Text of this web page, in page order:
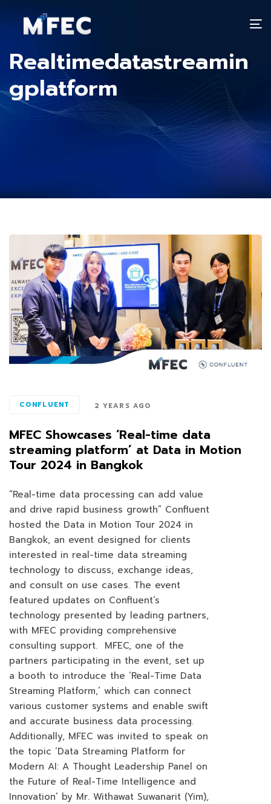
Realtimedatastreamin
gplatform
CONFLUENT 2 YEARS AGO
MFEC Showcases ‘Real-time data
streaming platform’ at Data in Motion
Tour 2024 in Bangkok
“Real-time data processing can add value
and drive rapid business growth” Confluent
hosted the Data in Motion Tour 2024 in
Bangkok, an event designed for clients
interested in real-time data streaming
technology to discuss, exchange ideas,
and consult on use cases. The event
featured updates on Confluent’s
technology presented by leading partners,
with MFEC providing comprehensive
consulting support. MFEC, one of the
partners participating in the event, set up
a booth to introduce the ‘Real-Time Data
Streaming Platform,’ which can connect
various customer systems and enable swift
and accurate business data processing.
Additionally, MFEC was invited to speak on
the topic ‘Data Streaming Platform for
Modern AI: A Thought Leadership Panel on
the Future of Real-Time Intelligence and
Innovation’ by Mr. Withawat Suwanarit (Yim),